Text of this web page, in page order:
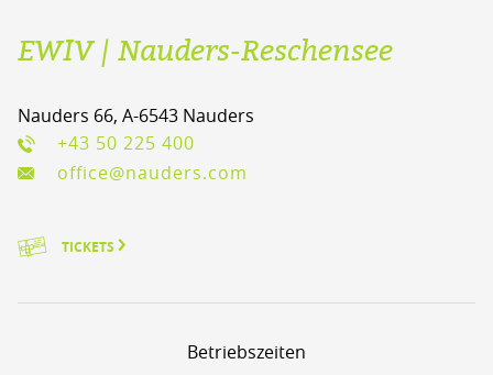
EWIV | Nauders-Reschensee
Nauders 66, A-6543 Nauders
+43 50 225 400
office@nauders.com
TICKETS
Betriebszeiten